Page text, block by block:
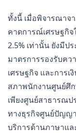
ทั้งนี้ เมื่อพิจารณาจ
คาดการณ์เศรษฐกิจ
2.5% เท่านั้น ยังมีปร
มาตรการรองรับคว
เศรษฐกิจ และการ
สภาพนักงานศูนย์ศึ
เพียงศูนย์สาธารณ
ทางธุรกิจศูนย์ปัญญ
บริการด้านภาษาแ